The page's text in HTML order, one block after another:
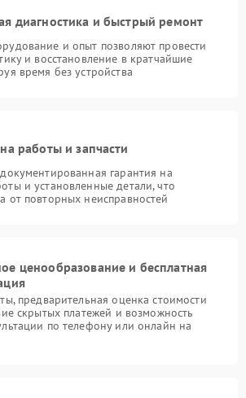
диагностика и быстрый ремонт
и опыт позволяют провести
и восстановление в кратчайшие
время без устройства
работы и запчасти
гарантия на
и установленные детали, что
от повторных неисправностей
ценообразование и бесплатная
предварительная оценка стоимости
скрытых платежей и возможность
по телефону или онлайн на